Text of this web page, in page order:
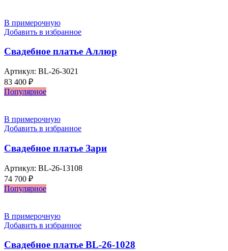
В примерочную
Добавить в избранное
Свадебное платье Аллюр
Артикул: BL-26-3021
83 400 ₽
Популярное
В примерочную
Добавить в избранное
Свадебное платье Зари
Артикул: BL-26-13108
74 700 ₽
Популярное
В примерочную
Добавить в избранное
Свадебное платье BL-26-1028